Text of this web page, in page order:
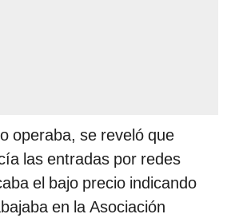
operaba, se reveló que
las entradas por redes
el bajo precio indicando
en la Asociación